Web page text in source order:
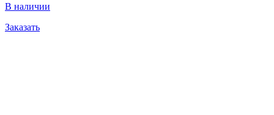
В наличии
Заказать